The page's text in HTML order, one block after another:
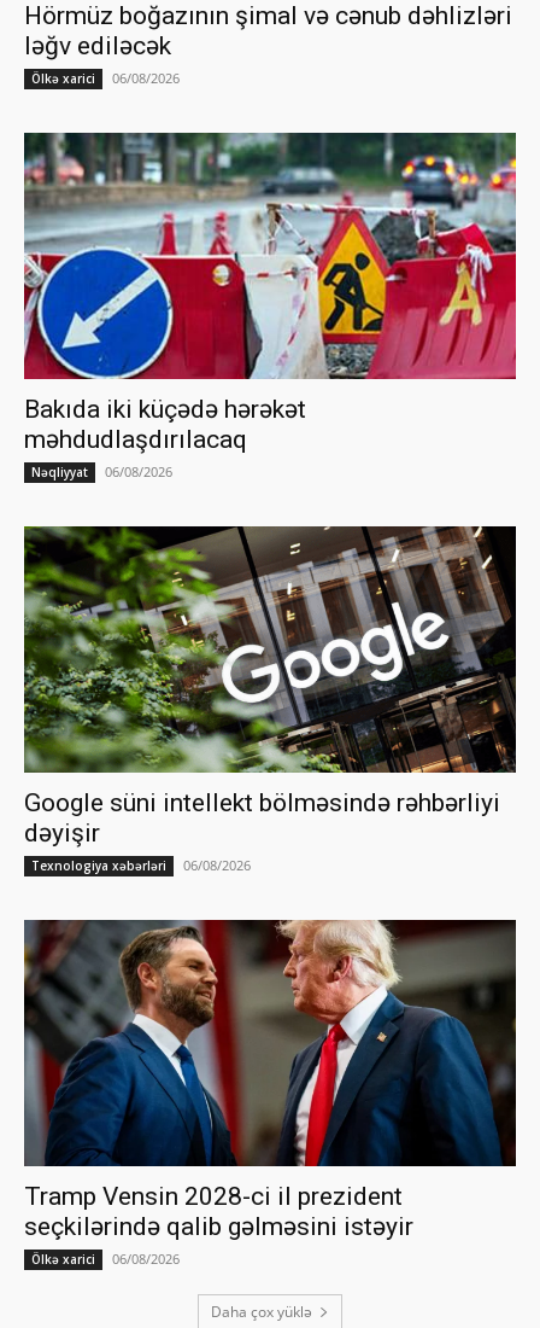
Hörmüz boğazının şimal və cənub dəhlizləri
ləğv ediləcək
Ölkə xarici 06/08/2026
Bakıda iki küçədə hərəkət
məhdudlaşdırılacaq
Nəqliyyat 06/08/2026
Google süni intellekt bölməsində rəhbərliyi
dəyişir
Texnologiya xəbərləri 06/08/2026
Tramp Vensin 2028-ci il prezident
seçkilərində qalib gəlməsini istəyir
Ölkə xarici 06/08/2026
Daha çox yüklə